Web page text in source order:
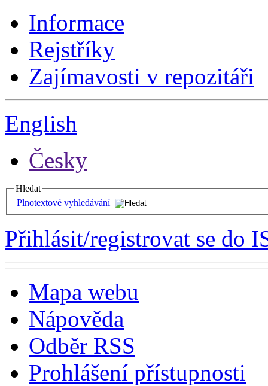
Informace
Rejstříky
Zajímavosti v repozitáři
English
Česky
Hledat
Plnotextové vyhledávání
Přihlásit/registrovat se do
Mapa webu
Nápověda
Odběr RSS
Prohlášení přístupnosti